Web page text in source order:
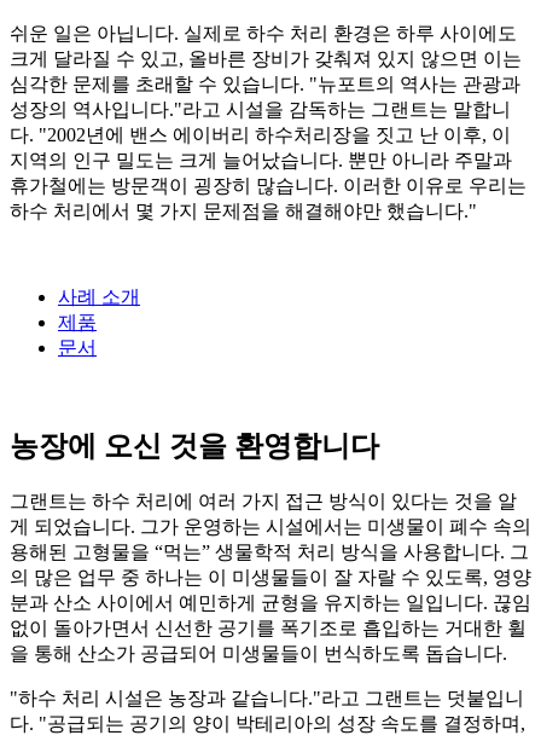
쉬운 일은 아닙니다. 실제로 하수 처리 환경은 하루 사이에도
크게 달라질 수 있고, 올바른 장비가 갖춰져 있지 않으면 이는
심각한 문제를 초래할 수 있습니다. "뉴포트의 역사는 관광과
성장의 역사입니다."라고 시설을 감독하는 그랜트는 말합니
다. "2002년에 밴스 에이버리 하수처리장을 짓고 난 이후, 이
지역의 인구 밀도는 크게 늘어났습니다. 뿐만 아니라 주말과
휴가철에는 방문객이 굉장히 많습니다. 이러한 이유로 우리는
하수 처리에서 몇 가지 문제점을 해결해야만 했습니다."
사례 소개
제품
문서
농장에 오신 것을 환영합니다
그랜트는 하수 처리에 여러 가지 접근 방식이 있다는 것을 알
게 되었습니다. 그가 운영하는 시설에서는 미생물이 폐수 속의
용해된 고형물을 “먹는” 생물학적 처리 방식을 사용합니다. 그
의 많은 업무 중 하나는 이 미생물들이 잘 자랄 수 있도록, 영양
분과 산소 사이에서 예민하게 균형을 유지하는 일입니다. 끊임
없이 돌아가면서 신선한 공기를 폭기조로 흡입하는 거대한 휠
을 통해 산소가 공급되어 미생물들이 번식하도록 돕습니다.
"하수 처리 시설은 농장과 같습니다."라고 그랜트는 덧붙입니
다. "공급되는 공기의 양이 박테리아의 성장 속도를 결정하며,